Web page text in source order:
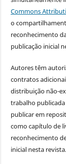
Commons
o
reconhecimento
publicação inicial
Autores têm
contratos
distribuição não-
trabalho
publicar em
como capítulo de
reconhecimento
inicial nesta revista.